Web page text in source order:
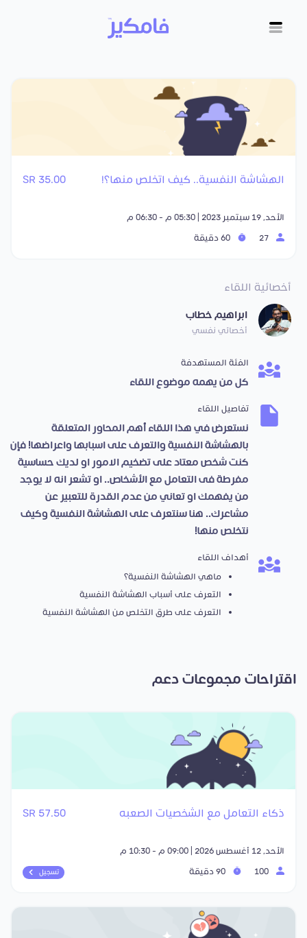
الهشاشة النفسية.. كيف اتخلص منها؟! 35.00 SR
الأحد, 19 سبتمبر 2023 | 05:30 م - 06:30 م
أخصائية اللقاء
ابراهيم خطاب
أخصائي نفسي
الفئة المستهدفة
كل من يهمه موضوع اللقاء
تفاصيل اللقاء
نستعرض في هذا اللقاء أهم المحاور المتعلقة
بالهشاشة النفسية والتعرف على اسبابها واعراضها! فإن
كنت شخص معتاد على تضخيم الامور او لديك حساسية
مفرطة فى التعامل مع الأشخاص.. او تشعر انه لا يوجد
من يفهمك او تعاني من عدم القدرة للتعبير عن
مشاعرك.. هنا سنتعرف على الهشاشة النفسية وكيف
نتخلص منها!
أهداف اللقاء
ماهي الهشاشة النفسية؟
التعرف على أسباب الهشاشة النفسية
التعرف على طرق التخلص من الهشاشة النفسية
اقتراحات مجموعات دعم
ذكاء التعامل مع الشخصيات الصعبه 57.50 SR
الأحد, 12 أغسطس 2026 | 09:00 م - 10:30 م
تسجيل